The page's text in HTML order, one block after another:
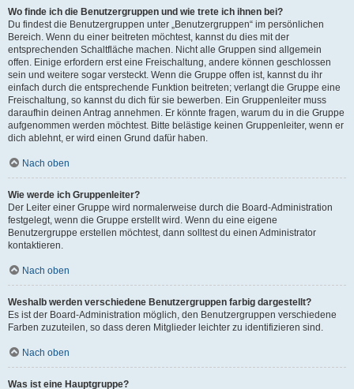
Wo finde ich die Benutzergruppen und wie trete ich ihnen bei?
Du findest die Benutzergruppen unter „Benutzergruppen“ im persönlichen
Bereich. Wenn du einer beitreten möchtest, kannst du dies mit der
entsprechenden Schaltfläche machen. Nicht alle Gruppen sind allgemein
offen. Einige erfordern erst eine Freischaltung, andere können geschlossen
sein und weitere sogar versteckt. Wenn die Gruppe offen ist, kannst du ihr
einfach durch die entsprechende Funktion beitreten; verlangt die Gruppe eine
Freischaltung, so kannst du dich für sie bewerben. Ein Gruppenleiter muss
daraufhin deinen Antrag annehmen. Er könnte fragen, warum du in die Gruppe
aufgenommen werden möchtest. Bitte belästige keinen Gruppenleiter, wenn er
dich ablehnt, er wird einen Grund dafür haben.
Nach oben
Wie werde ich Gruppenleiter?
Der Leiter einer Gruppe wird normalerweise durch die Board-Administration
festgelegt, wenn die Gruppe erstellt wird. Wenn du eine eigene
Benutzergruppe erstellen möchtest, dann solltest du einen Administrator
kontaktieren.
Nach oben
Weshalb werden verschiedene Benutzergruppen farbig dargestellt?
Es ist der Board-Administration möglich, den Benutzergruppen verschiedene
Farben zuzuteilen, so dass deren Mitglieder leichter zu identifizieren sind.
Nach oben
Was ist eine Hauptgruppe?